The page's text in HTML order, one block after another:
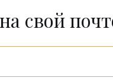
свой